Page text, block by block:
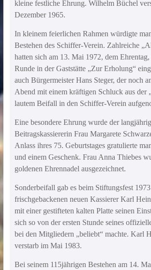
kleine festliche Ehrung. Wilhelm Büchel
Dezember 1965.
In kleinem feierlichen Rahmen würdigte
Bestehen des Schiffer-Verein. Zahlreiche
hatten sich am 13. Mai 1972, dem
Runde in der Gaststätte „Zur Erholung“
auch Bürgermeister Hans Steger, der noch
Abend mit einem kräftigen Schluck aus der
lautem Beifall in den Schiffer-Verein
Eine besondere Ehrung wurde der
Beitragskassiererin Frau Margarete
Anlass ihres 75. Geburtstages gratulierte
und einem Geschenk. Frau Anna Thiebes
goldenen Ehrennadel ausgezeichnet.
Sonderbeifall gab es beim Stiftungsfest
frischgebackenen neuen Kassierer Karl
mit einer gestifteten kalten Platte seinen
sich so von der ersten Stunde seines
bei den Mitgliedern „beliebt“ machte. Karl
verstarb im Mai 1983.
Bei seinem 115jährigen Bestehen am 14.